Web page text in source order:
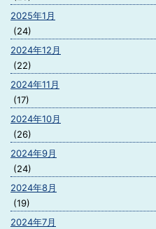
2025年1月
(24)
2024年12月
(22)
2024年11月
(17)
2024年10月
(26)
2024年9月
(24)
2024年8月
(19)
2024年7月